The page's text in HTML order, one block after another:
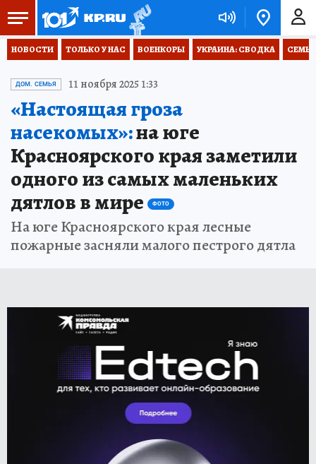
НОВОСТИ ТОЛЬКО У НАС ВОЕНКОРЫ УКРАИНА: СВОДКА
ДОМ. СЕМЬЯ 11 ноября 2025 1:33
«Настоящая гроза
насекомых»:на юге
Красноярского края заметили
одного из самых маленьких
дятлов в мире
ФОТО
На юге Красноярского края лесные
пожарные засняли малого пестрого дятла